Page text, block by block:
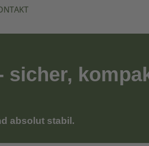
absolut stabil.